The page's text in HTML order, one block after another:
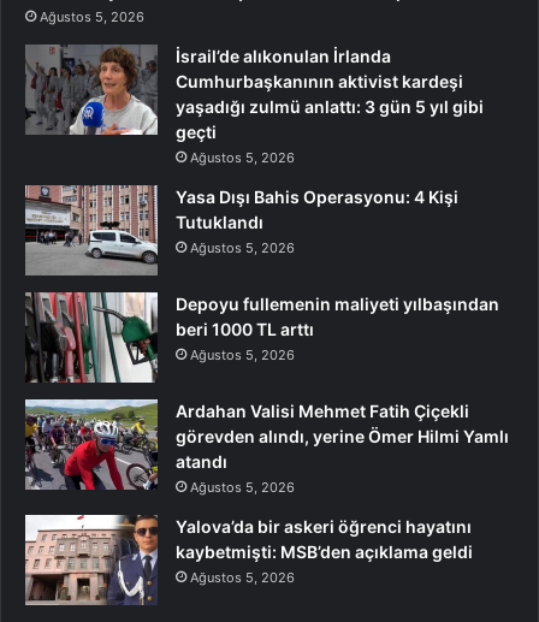
Ağustos 5, 2026
İsrail’de alıkonulan İrlanda
Cumhurbaşkanının aktivist kardeşi
yaşadığı zulmü anlattı: 3 gün 5 yıl gibi
geçti
Ağustos 5, 2026
Yasa Dışı Bahis Operasyonu: 4 Kişi
Tutuklandı
Ağustos 5, 2026
Depoyu fullemenin maliyeti yılbaşından
beri 1000 TL arttı
Ağustos 5, 2026
Ardahan Valisi Mehmet Fatih Çiçekli
görevden alındı, yerine Ömer Hilmi Yamlı
atandı
Ağustos 5, 2026
Yalova’da bir askeri öğrenci hayatını
kaybetmişti: MSB’den açıklama geldi
Ağustos 5, 2026